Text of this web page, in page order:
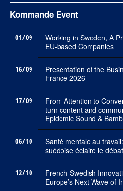
Kommande Event
01/09
Working in Sweden, A
EU-based Companies
16/09
Presentation of the
France 2026
17/09
From Attention to
turn content and
Epidemic Sound &
06/10
Santé mentale au
suédoise éclaire le
12/10
French-Swedish
Europe’s Next Wave of